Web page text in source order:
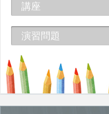
講座
演習問題